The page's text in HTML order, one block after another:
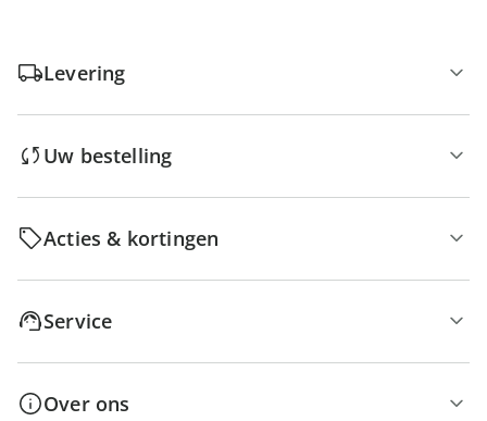
Levering
Uw bestelling
Acties & kortingen
Service
Over ons